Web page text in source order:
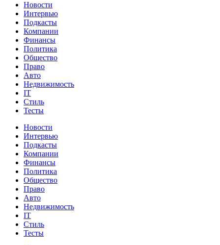
Новости
Интервью
Подкасты
Компании
Финансы
Политика
Общество
Право
Авто
Недвижимость
IT
Стиль
Тесты
Новости
Интервью
Подкасты
Компании
Финансы
Политика
Общество
Право
Авто
Недвижимость
IT
Стиль
Тесты